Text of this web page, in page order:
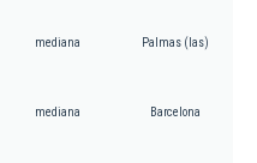
mediana Palmas (las)
mediana Barcelona